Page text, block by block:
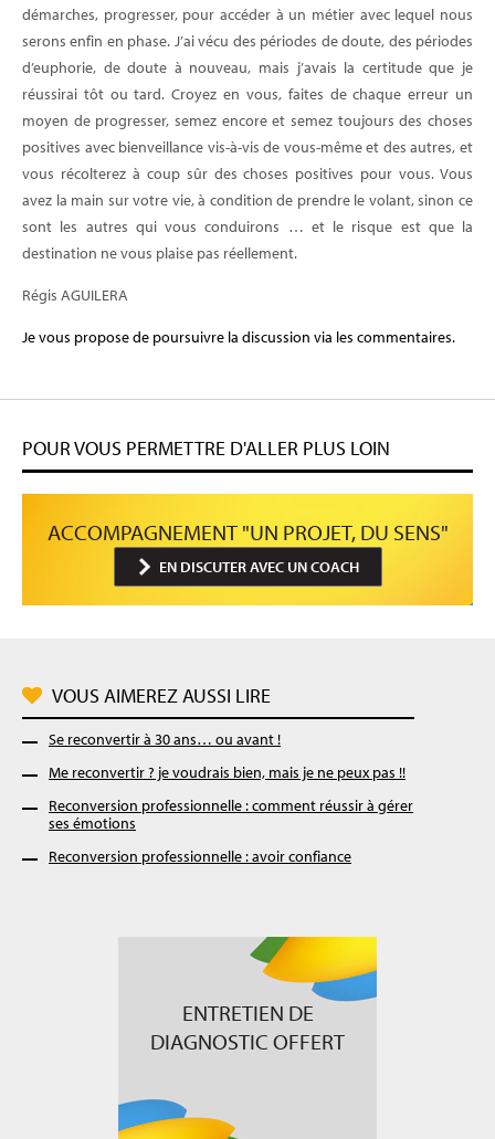
démarches, progresser, pour accéder à un métier avec lequel nous
serons enfin en phase. J’ai vécu des périodes de doute, des périodes
d’euphorie, de doute à nouveau, mais j’avais la certitude que je
réussirai tôt ou tard. Croyez en vous, faites de chaque erreur un
moyen de progresser, semez encore et semez toujours des choses
positives avec bienveillance vis-à-vis de vous-même et des autres, et
vous récolterez à coup sûr des choses positives pour vous. Vous
avez la main sur votre vie, à condition de prendre le volant, sinon ce
sont les autres qui vous conduirons … et le risque est que la
destination ne vous plaise pas réellement.
Régis AGUILERA
Je vous propose de poursuivre la discussion via les commentaires.
POUR VOUS PERMETTRE D'ALLER PLUS LOIN
ACCOMPAGNEMENT "UN PROJET, DU SENS"
EN DISCUTER AVEC UN COACH
VOUS AIMEREZ AUSSI LIRE
Se reconvertir à 30 ans… ou avant !
Me reconvertir ? je voudrais bien, mais je ne peux pas !!
Reconversion professionnelle : comment réussir à gérer
ses émotions
Reconversion professionnelle : avoir confiance
ENTRETIEN DE
DIAGNOSTIC OFFERT